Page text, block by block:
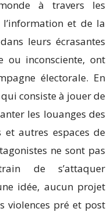
à travers les
et de la
leurs écrasantes
ou inconsciente, ont
électorale. En
consiste à jouer de
les louanges des
et autres espaces de
ne sont pas
de s’attaquer
idée, aucun projet
violences pré et post